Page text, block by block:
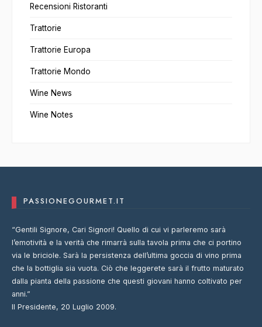
Recensioni Ristoranti
Trattorie
Trattorie Europa
Trattorie Mondo
Wine News
Wine Notes
PASSIONEGOURMET.IT
“Gentili Signore, Cari Signori! Quello di cui vi parleremo sarà
l’emotività e la verità che rimarrà sulla tavola prima che ci portino
via le briciole. Sarà la persistenza dell’ultima goccia di vino prima
che la bottiglia sia vuota. Ciò che leggerete sarà il frutto maturato
dalla pianta della passione che questi giovani hanno coltivato per
anni.”
Il Presidente, 20 Luglio 2009.